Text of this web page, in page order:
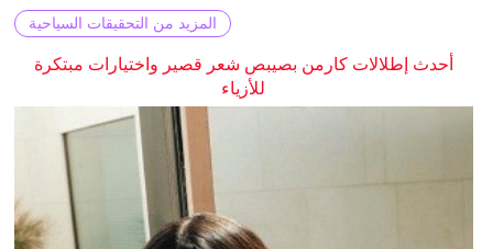
المزيد من التحقيقات السياحية
أحدث إطلالات كارمن بصيبص شعر قصير واختيارات مبتكرة
للأزياء